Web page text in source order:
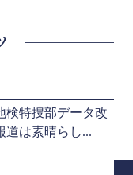
検特捜部データ改
道は素晴らし...